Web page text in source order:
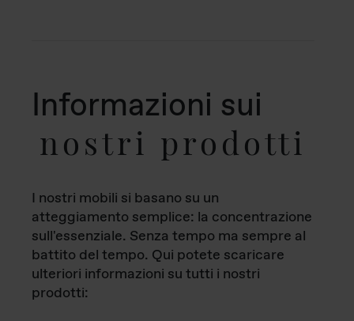
Informazioni sui
nostri prodotti
I nostri mobili si basano su un
atteggiamento semplice: la concentrazione
sull'essenziale. Senza tempo ma sempre al
battito del tempo. Qui potete scaricare
ulteriori informazioni su tutti i nostri
prodotti: